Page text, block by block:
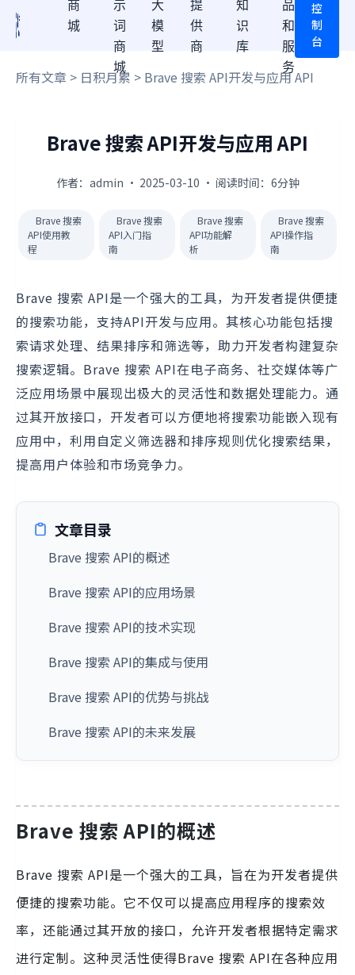
商
城
示
词
商
城
大
模
型
提
供
商
知
识
库
品
和
服
务
控
制
台
所有文章 > 日积月累 > Brave 搜索 API开发与应用 API
Brave 搜索 API开发与应用 API
作者：admin · 2025-03-10 · 阅读时间：6分钟
Brave 搜索
API使用教
程
Brave 搜索
API入门指
南
Brave 搜索
API功能解
析
Brave 搜索
API操作指
南
Brave 搜索 API是一个强大的工具，为开发者提供便捷
的搜索功能，支持API开发与应用。其核心功能包括搜
索请求处理、结果排序和筛选等，助力开发者构建复杂
搜索逻辑。Brave 搜索 API在电子商务、社交媒体等广
泛应用场景中展现出极大的灵活性和数据处理能力。通
过其开放接口，开发者可以方便地将搜索功能嵌入现有
应用中，利用自定义筛选器和排序规则优化搜索结果，
提高用户体验和市场竞争力。
文章目录
Brave 搜索 API的概述
Brave 搜索 API的应用场景
Brave 搜索 API的技术实现
Brave 搜索 API的集成与使用
Brave 搜索 API的优势与挑战
Brave 搜索 API的未来发展
Brave 搜索 API的概述
Brave 搜索 API是一个强大的工具，旨在为开发者提供
便捷的搜索功能。它不仅可以提高应用程序的搜索效
率，还能通过其开放的接口，允许开发者根据特定需求
进行定制。这种灵活性使得Brave 搜索 API在各种应用